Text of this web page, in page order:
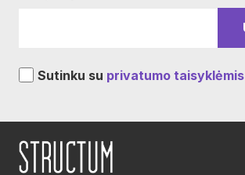
Sutinku su privatumo taisyklėmis